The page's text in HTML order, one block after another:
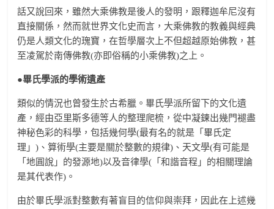
話又說回來，雖然大乘佛教是後人的發明，跟釋迦牟尼沒有
直接關係，然而就世界文化史而言，大乘佛教的教義與經典
仍是人類文化的瑰寶，在哲學層次上不但超越原始佛教，甚
至凌駕於南傳佛教(亦即俗稱的小乘佛教)之上。
●畢氏學派的學術遺產
類似的情況也曾發生於古希臘。畢氏學派所留下的文化遺
產，經由亞里斯多德等人的整理爬梳，從中凝鍊出幾門褪盡
神秘色彩的科學，包括幾何學(最有名的就是「畢氏定
理」)、算術學(主要是關於整數的規律)、天文學(有可能是
「地圓說」的發源地)以及音律學(「和諧音程」的相關理論
是其代表作)。
由於畢氏學派對整數有著盲目的信仰與崇拜，因此在上述幾